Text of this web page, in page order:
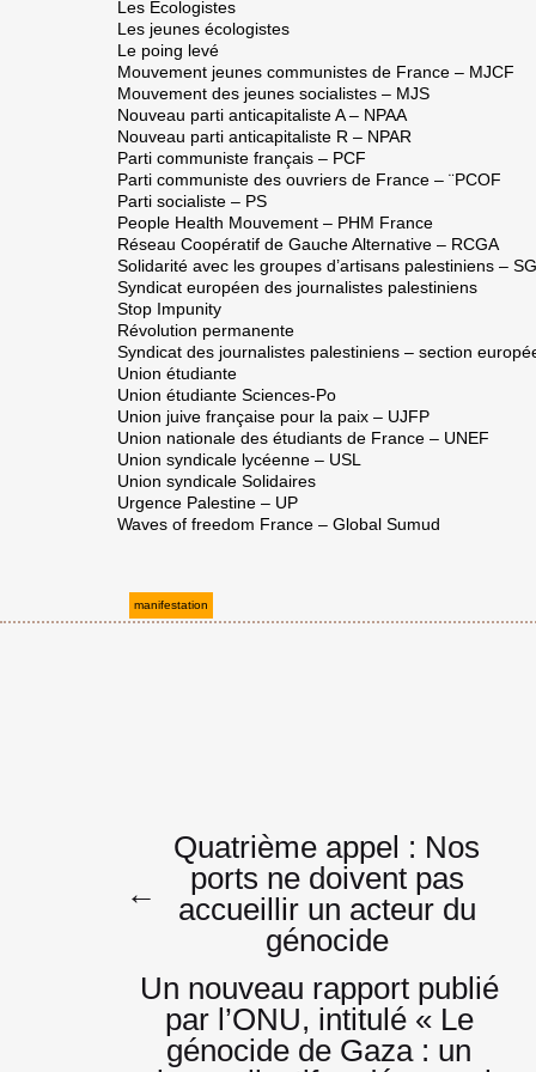
Les Écologistes
Les jeunes écologistes
Le poing levé
Mouvement jeunes communistes de France – MJCF
Mouvement des jeunes socialistes – MJS
Nouveau parti anticapitaliste A – NPAA
Nouveau parti anticapitaliste R – NPAR
Parti communiste français – PCF
Parti communiste des ouvriers de France – ¨PCOF
Parti socialiste – PS
People Health Mouvement – PHM France
Réseau Coopératif de Gauche Alternative – RCGA
Solidarité avec les groupes d’artisans palestiniens –
Syndicat européen des journalistes palestiniens
Stop Impunity
Révolution permanente
Syndicat des journalistes palestiniens – section
Union étudiante
Union étudiante Sciences-Po
Union juive française pour la paix – UJFP
Union nationale des étudiants de France – UNEF
Union syndicale lycéenne – USL
Union syndicale Solidaires
Urgence Palestine – UP
Waves of freedom France – Global Sumud
manifestation
Navigation
de
←
Quatrième appel : Nos
ports ne doivent pas
accueillir un acteur du
génocide
Un nouveau rapport publié
par l’ONU, intitulé « Le
génocide de Gaza : un